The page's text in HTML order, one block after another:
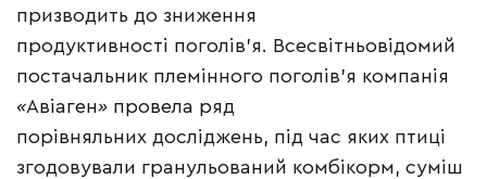
призводить до зниження
продуктивності поголів’я. Всесвітньовідомий
постачальник племінного поголів’я компанія
«Авіаген» провела ряд
порівняльних досліджень, під час яких птиці
згодовували гранульований комбікорм, суміш